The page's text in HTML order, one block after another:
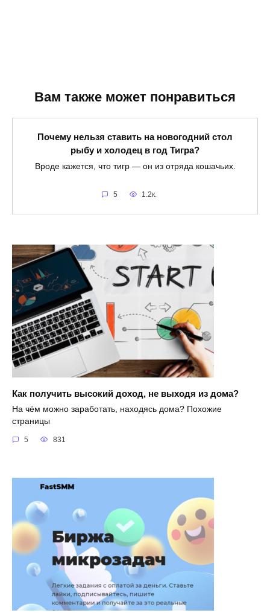
Вам также может понравиться
Почему нельзя ставить на новогодний стол
рыбу и холодец в год Тигра?
Вроде кажется, что тигр — он из отряда кошачьих.
5 1.2к.
Как получить высокий доход, не выходя из дома?
На чём можно заработать, находясь дома? Похожие
страницы
5 831